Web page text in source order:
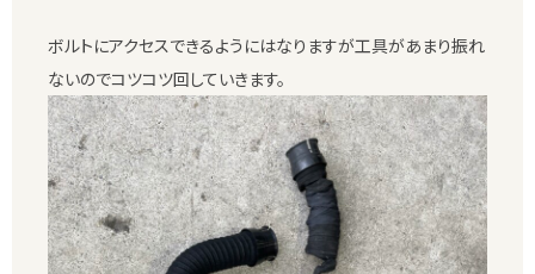
ボルトにアクセスできるようにはなりますが工具があまり振れ
ないのでコツコツ回していきます。